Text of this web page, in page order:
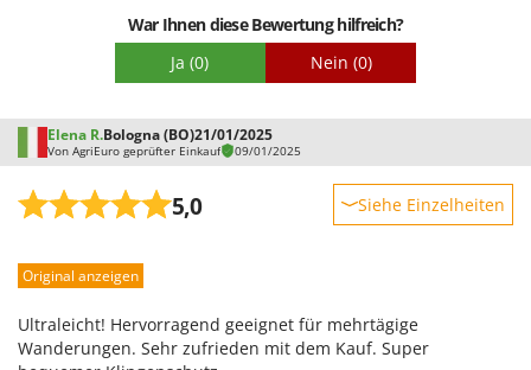
Marcato
Marina Systems
Mastercook
McCulloch
MCH
Mille
Minox
Mockmill
War Ihnen diese Bewertung hilfreich?
Ja (0) Nein (0)
Elena R.Bologna (BO)21/01/2025
Von AgriEuro geprüfter Einkauf 09/01/2025
5,0 Siehe Einzelheiten
Leistung
Qualität / Preis
Original anzeigen
Ultraleicht! Hervorragend geeignet für mehrtägige
Wanderungen. Sehr zufrieden mit dem Kauf. Super